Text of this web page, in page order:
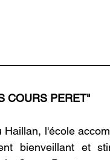
COURS PERET"
l'école
bienveillant et